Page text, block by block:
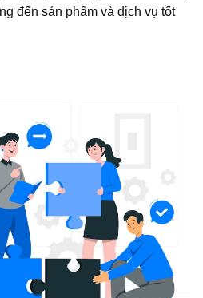
đến sản phẩm và dịch vụ tốt